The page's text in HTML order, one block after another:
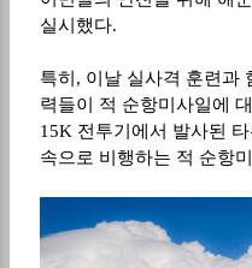
실시했다.
특히 , 이날 실사격 훈련과
력들이 적 순항미사일에
15K 전투기에서 발사된
속으로 비행하는 적 순항